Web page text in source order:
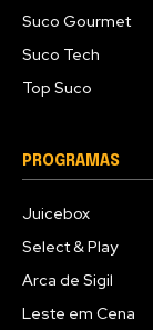
Suco Gourmet
Suco Tech
Top Suco
PROGRAMAS
Juicebox
Select & Play
Arca de Sigil
Leste em Cena